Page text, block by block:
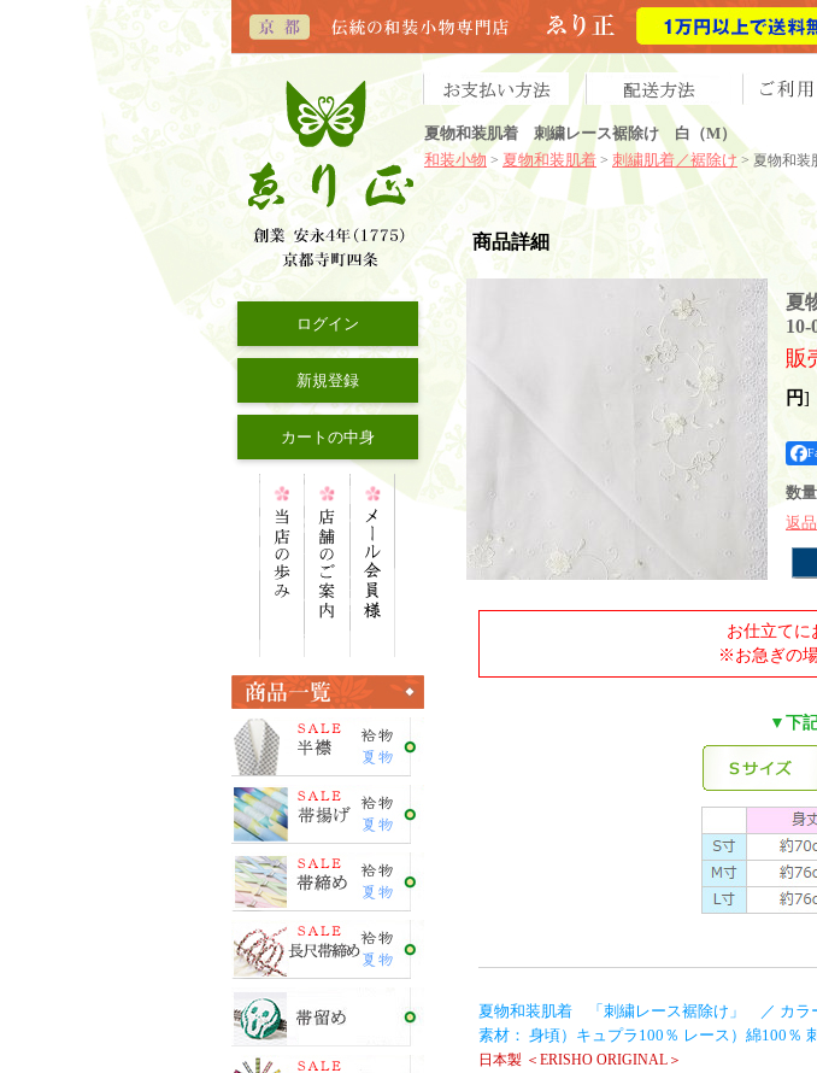
夏物和装肌着 刺繍レース裾除け 白（M）
和装小物 > 夏物和装肌着 > 刺繍肌着／裾除け> 夏物和装
ログイン
新規登録
カートの中身
商品詳細
夏
10-
販
円]
数量
返
お仕立てに
※お急ぎの
▼下
夏物和装肌着 「刺繍レース裾除け」 ／ カラ
素材： 身頃）キュプラ100％ レース）綿100％
日本製 ＜ERISHO ORIGINAL＞